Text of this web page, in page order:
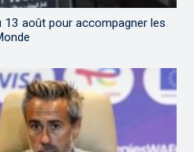
13 août pour accompagner les